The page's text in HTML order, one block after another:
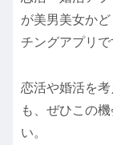
が美男美女か
チングアプリで
恋活や婚活を
も、ぜひこの
い。